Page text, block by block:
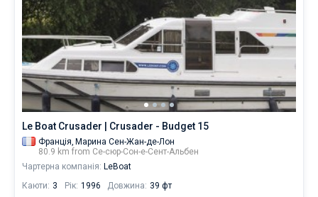
Le Boat Crusader | Crusader - Budget 15
Франція, Марина Сен-Жан-де-Лон
80.9 km from Се-сюр-Сон-е-Сент-Альбен
Чартерна компанія: LeBoat
Каюти: 3 Рік: 1996 Довжина: 39 фт